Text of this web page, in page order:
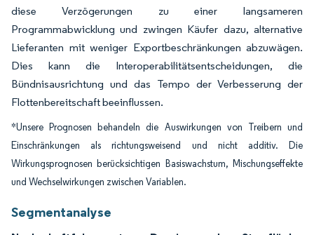
diese Verzögerungen zu einer langsameren
Programmabwicklung und zwingen Käufer dazu, alternative
Lieferanten mit weniger Exportbeschränkungen abzuwägen.
Dies kann die Interoperabilitätsentscheidungen, die
Bündnisausrichtung und das Tempo der Verbesserung der
Flottenbereitschaft beeinflussen.
*Unsere Prognosen behandeln die Auswirkungen von Treibern und
Einschränkungen als richtungsweisend und nicht additiv. Die
Wirkungsprognosen berücksichtigen Basiswachstum, Mischungseffekte
und Wechselwirkungen zwischen Variablen.
Segmentanalyse